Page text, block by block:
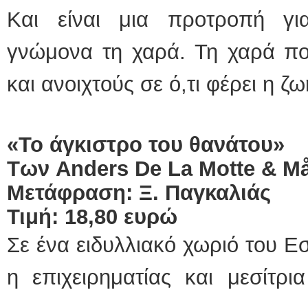
Και είναι μια προτροπή
γνώμονα τη χαρά. Τη χαρά
και ανοιχτούς σε ό,τι φέρει η
«Το άγκιστρο του θανάτου»
Των Anders De La Motte & M
Μετάφραση: Ξ. Παγκαλιάς
Τιμή: 18,80 ευρώ
Σε ένα ειδυλλιακό χωριό του
η επιχειρηματίας και